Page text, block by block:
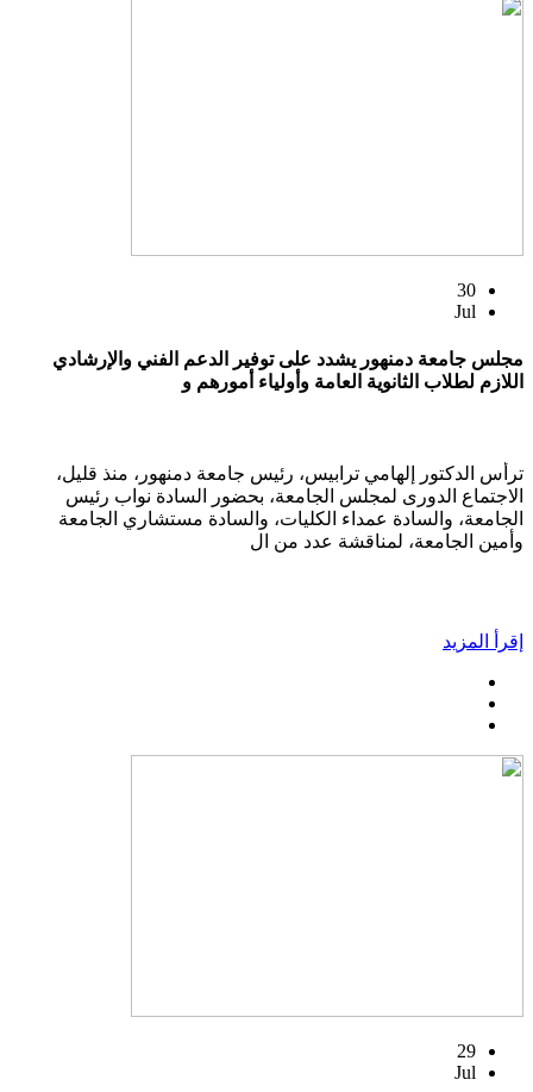
30
Jul
مجلس جامعة دمنهور يشدد على توفير الدعم الفني والإرشادي
اللازم لطلاب الثانوية العامة وأولياء أمورهم و
ترأس الدكتور إلهامي ترابيس، رئيس جامعة دمنهور، منذ قليل،
الاجتماع الدورى لمجلس الجامعة، بحضور السادة نواب رئيس
الجامعة، والسادة عمداء الكليات، والسادة مستشاري الجامعة
وأمين الجامعة، لمناقشة عدد من ال
إقرأ المزيد
29
Jul